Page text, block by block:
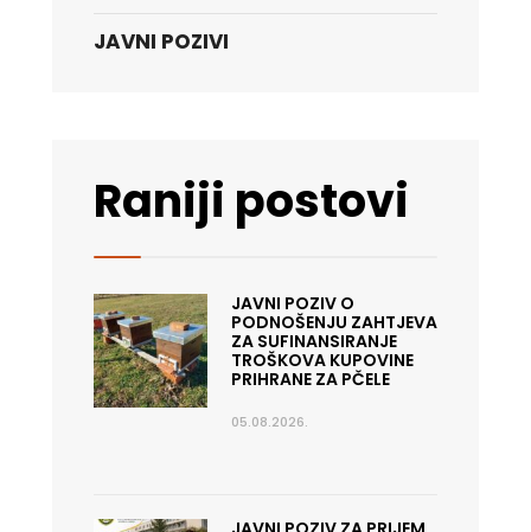
JAVNI POZIVI
Raniji postovi
JAVNI POZIV O
PODNOŠENJU ZAHTJEVA
ZA SUFINANSIRANJE
TROŠKOVA KUPOVINE
PRIHRANE ZA PČELE
05.08.2026.